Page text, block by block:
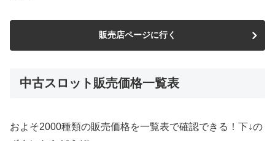
販売店ページに行く
中古スロット販売価格一覧表
およそ2000種類の販売価格を一覧表で確認できる！下↓の